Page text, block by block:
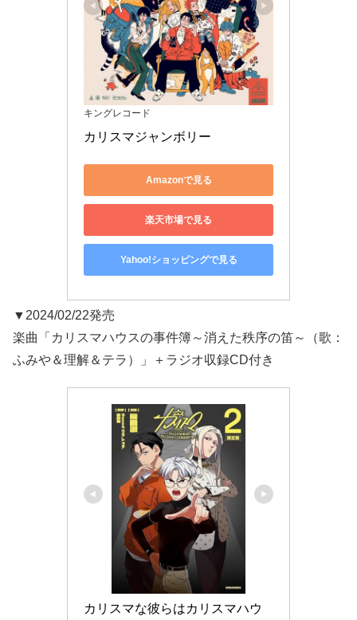
キングレコード
カリスマジャンボリー
Amazonで見る
楽天市場で見る
Yahoo!ショッピングで見る
▼2024/02/22発売
楽曲「カリスマハウスの事件簿～消えた秩序の笛～（歌：
ふみや＆理解＆テラ）」＋ラジオ収録CD付き
カリスマな彼らはカリスマハウ